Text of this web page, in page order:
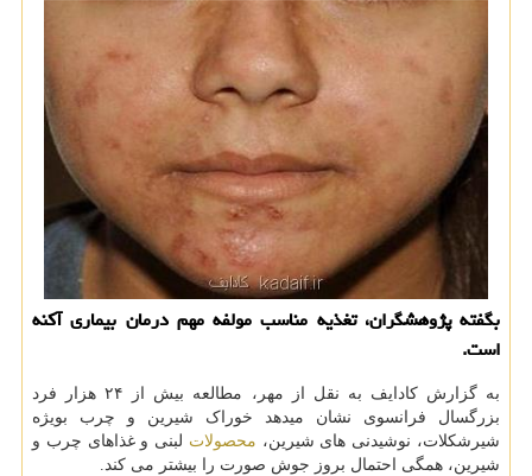
بگفته پژوهشگران، تغذیه مناسب مولفه مهم درمان بیماری آكنه
است.
به گزارش کادایف به نقل از مهر، مطالعه بیش از ۲۴ هزار فرد
بزرگسال فرانسوی نشان میدهد خوراک شیرین و چرب بویژه
شیرشکلات، نوشیدنی های شیرین، محصولات لبنی و غذاهای چرب و
شیرین، همگی احتمال بروز جوش صورت را بیشتر می کند.